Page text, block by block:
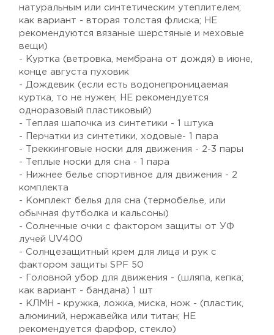
натуральным или синтетическим утеплителем;
как вариант - вторая толстая флиска; НЕ
рекомендуются вязаные шерстяные и меховые
вещи)
- Куртка (ветровка, мембрана от дождя) в июне,
конце августа пуховик
- Дождевик (если есть водонепроницаемая
куртка, то не нужен; НЕ рекомендуется
одноразовый пластиковый)
- Теплая шапочка из синтетики - 1 штука
- Перчатки из синтетики, ходовые- 1 пара
- Треккинговые носки для движения - 2-3 пары
- Теплые носки для сна - 1 пара
- Нижнее белье спортивное для движения - 2
комплекта
- Комплект белья для сна (термобелье, или
обычная футболка и кальсоны)
- Солнечные очки с фактором защиты от УФ
лучей UV400
- Солнцезащитный крем для лица и рук с
фактором защиты SPF 50
- Головной убор для движения - (шляпа, кепка;
как вариант - бандана) 1 шт
- КЛМН - кружка, ложка, миска, нож - (пластик,
алюминий, нержавейка или титан; НЕ
рекомендуется фарфор, стекло)